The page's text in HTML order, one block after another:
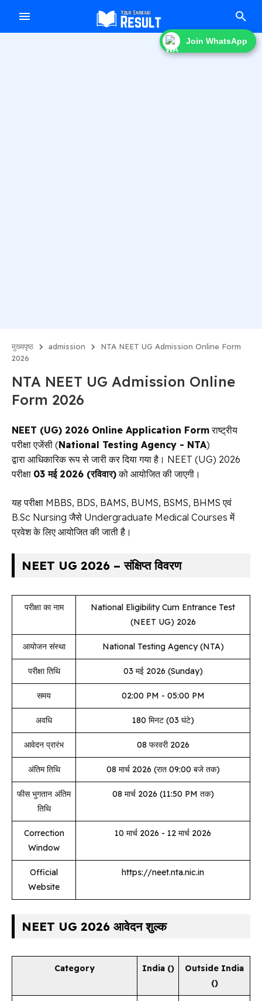
मुख्यपृष्ठ admission
NTA NEET UG Admission Online Form
2026
NTA NEET UG Admission Online
Form 2026
NEET (UG) 2026 Online Application Formराष्ट्रीय
परीक्षा एजेंसी (National Testing Agency - NTA)
द्वारा आधिकारिक रूप से जारी कर दिया गया है। NEET (UG) 2026
परीक्षा 03 मई 2026 (रविवार)को आयोजित की जाएगी।
यह परीक्षा MBBS, BDS, BAMS, BUMS, BSMS, BHMS एवं
B.Sc Nursing जैसे Undergraduate Medical Courses में
प्रवेश के लिए आयोजित की जाती है।
NEET UG 2026 – संक्षिप्त विवरण
परीक्षा का नाम
National Eligibility Cum Entrance Test
(NEET UG) 2026
आयोजन संस्था National Testing Agency (NTA)
परीक्षा तिथि 03 मई 2026 (Sunday)
समय 02:00 PM - 05:00 PM
अवधि 180 मिनट (03 घंटे)
आवेदन प्रारंभ 08 फरवरी 2026
अंतिम तिथि 08 मार्च 2026 (रात 09:00 बजे तक)
फीस भुगतान अंतिम
तिथि
08 मार्च 2026 (11:50 PM तक)
Correction
Window
10 मार्च 2026 - 12 मार्च 2026
Official
Website
https://neet.nta.nic.in
NEET UG 2026 आवेदन शुल्क
Category India (₹)
Outside India
(₹)
Join WhatsApp